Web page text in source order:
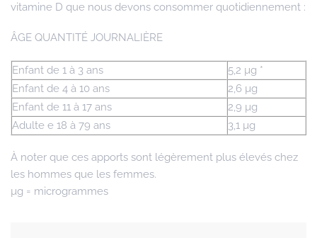
vitamine D que nous devons consommer quotidiennement :
ÂGE QUANTITÉ JOURNALIÈRE
Enfant de 1 à 3 ans
5,2 µg *
Enfant de 4 à 10 ans
2,6 µg
Enfant de 11 à 17 ans
2,9 µg
Adulte e 18 à 79 ans
3,1 µg
À noter que ces apports sont légèrement plus élevés chez
les hommes que les femmes.
µg = microgrammes